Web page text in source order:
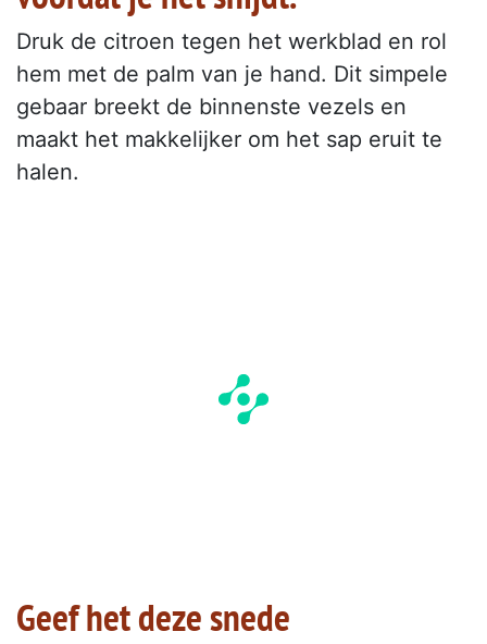
Druk de citroen tegen het werkblad en rol
hem met de palm van je hand. Dit simpele
gebaar breekt de binnenste vezels en
maakt het makkelijker om het sap eruit te
halen.
Geef het deze snede